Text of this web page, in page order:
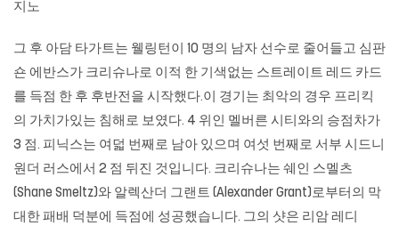
지노
그 후 아담 타가트는 웰링턴이 10 명의 남자 선수로 줄어들고 심판
숀 에반스가 크리슈나로 이적 한 기색없는 스트레이트 레드 카드
를 득점 한 후 후반전을 시작했다.이 경기는 최악의 경우 프리킥
의 가치가있는 침해로 보였다. 4 위인 멜버른 시티와의 승점차가
3 점. 피닉스는 여덟 번째로 남아 있으며 여섯 번째로 서부 시드니
원더 러스에서 2 점 뒤진 것입니다. 크리슈나는 쉐인 스멜츠
(Shane Smeltz)와 알렉산더 그랜트 (Alexander Grant)로부터의 막
대한 패배 덕분에 득점에 성공했습니다. 그의 샷은 리암 레디